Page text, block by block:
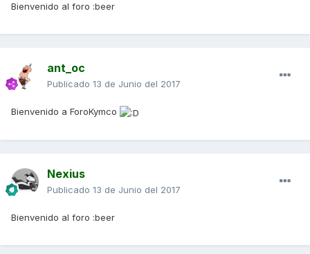
Bienvenido al foro :beer
ant_oc
Publicado 13 de Junio del 2017
Bienvenido a ForoKymco
Nexius
Publicado 13 de Junio del 2017
Bienvenido al foro :beer